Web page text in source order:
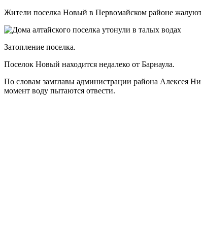
Жители поселка Новый в Первомайском районе
Затопление поселка.
Поселок Новый находится недалеко от Барнаула.
По словам замглавы администрации района Алексея
момент воду пытаются отвести.